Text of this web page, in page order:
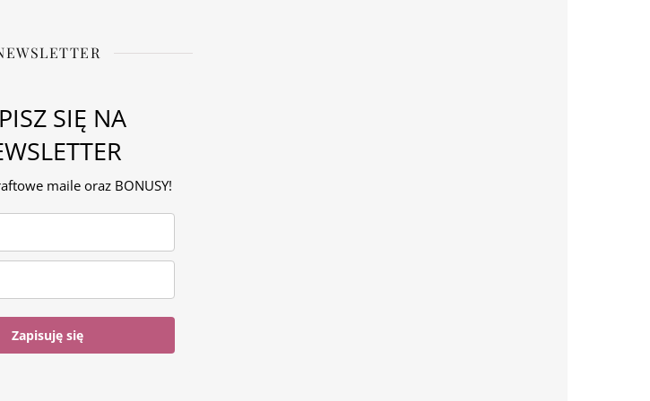
SIĘ NA
maile oraz BONUSY!
Zapisuję się